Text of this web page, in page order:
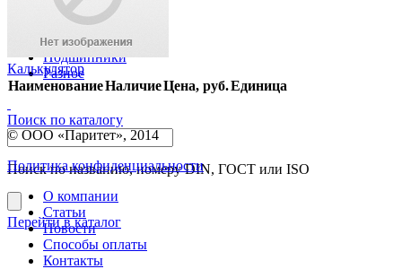
Резцы, фрезы
Такелаж
Перфорация
Подшипники
Разное
Поиск по каталогу
Поиск по названию, номеру DIN, ГОСТ или ISO
Перейти в каталог
Калькулятор
НаименованиеНаличиеЦена, руб.Единица
© ООО «Паритет», 2014
Политика конфиденциальности
О компании
Статьи
Новости
Способы оплаты
Контакты